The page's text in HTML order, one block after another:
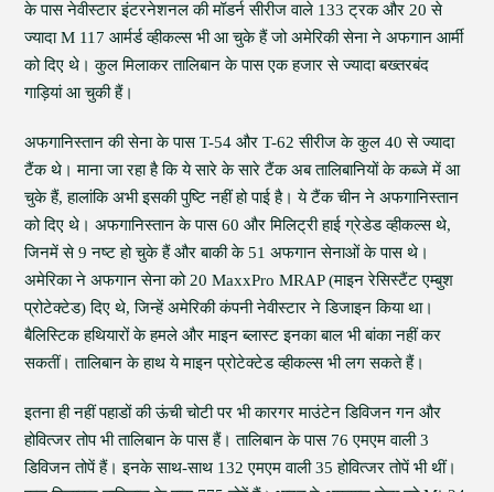
के पास नेवीस्टार इंटरनेशनल की मॉडर्न सीरीज वाले 133 ट्रक और 20 से
ज्यादा M 117 आर्मर्ड व्हीकल्स भी आ चुके हैं जो अमेरिकी सेना ने अफगान आर्मी
को दिए थे। कुल मिलाकर तालिबान के पास एक हजार से ज्यादा बख्तरबंद
गाड़ियां आ चुकी हैं।
अफगानिस्तान की सेना के पास T-54 और T-62 सीरीज के कुल 40 से ज्यादा
टैंक थे। माना जा रहा है कि ये सारे के सारे टैंक अब तालिबानियों के कब्जे में आ
चुके हैं, हालांकि अभी इसकी पुष्टि नहीं हो पाई है। ये टैंक चीन ने अफगानिस्तान
को दिए थे। अफगानिस्तान के पास 60 और मिलिट्री हाई ग्रेडेड व्हीकल्स थे,
जिनमें से 9 नष्ट हो चुके हैं और बाकी के 51 अफगान सेनाओं के पास थे।
अमेरिका ने अफगान सेना को 20 MaxxPro MRAP (माइन रेसिस्टैंट एम्बुश
प्रोटेक्टेड) दिए थे, जिन्हें अमेरिकी कंपनी नेवीस्टार ने डिजाइन किया था।
बैलिस्टिक हथियारों के हमले और माइन ब्लास्ट इनका बाल भी बांका नहीं कर
सकतीं। तालिबान के हाथ ये माइन प्रोटेक्टेड व्हीकल्स भी लग सकते हैं।
इतना ही नहीं पहाडों की ऊंची चोटी पर भी कारगर माउंटेन डिविजन गन और
होवित्जर तोप भी तालिबान के पास हैं। तालिबान के पास 76 एमएम वाली 3
डिविजन तोपें हैं। इनके साथ-साथ 132 एमएम वाली 35 होवित्जर तोपें भी थीं।